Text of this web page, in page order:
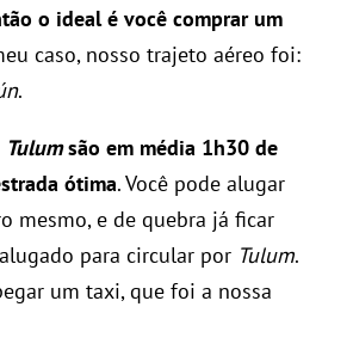
o ideal é você comprar um
caso, nosso trajeto aéreo foi:
.
Tulumsão em média 1h30 de
ótima. Você pode alugar
mesmo, e de quebra já ficar
para circular por Tulum.
um taxi, que foi a nossa